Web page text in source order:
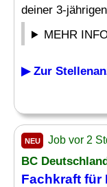
deiner 3-
MEHR
▶ Zur
NEU Job vor 2
BC
Fachkraft für